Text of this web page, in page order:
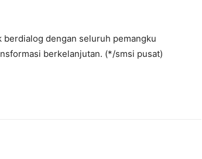
berdialog dengan seluruh pemangku
berkelanjutan. (*/smsi pusat)